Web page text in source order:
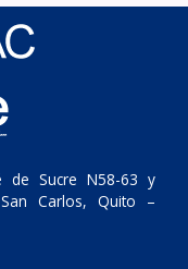
de Sucre N58-63 y
Carlos, Quito –